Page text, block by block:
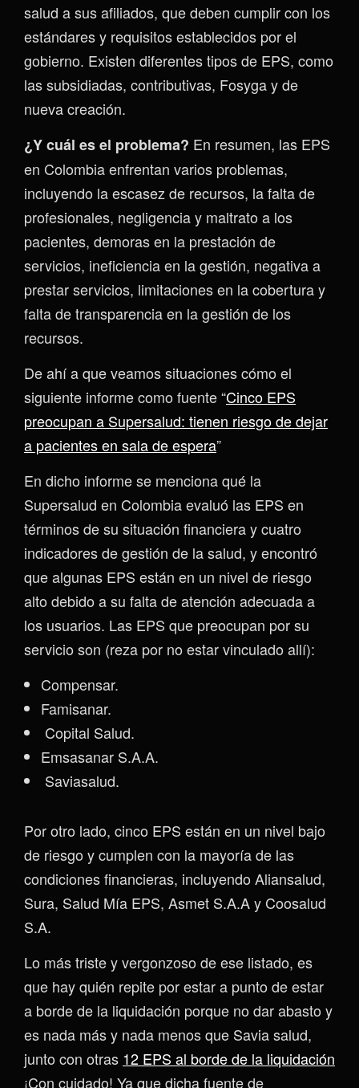
salud a sus afiliados, que deben cumplir con los
estándares y requisitos establecidos por el
gobierno. Existen diferentes tipos de EPS, como
las subsidiadas, contributivas, Fosyga y de
nueva creación.
¿Y cuál es el problema? En resumen, las EPS
en Colombia enfrentan varios problemas,
incluyendo la escasez de recursos, la falta de
profesionales, negligencia y maltrato a los
pacientes, demoras en la prestación de
servicios, ineficiencia en la gestión, negativa a
prestar servicios, limitaciones en la cobertura y
falta de transparencia en la gestión de los
recursos.
De ahí a que veamos situaciones cómo el
siguiente informe como fuente “Cinco EPS
preocupan a Supersalud: tienen riesgo de dejar
a pacientes en sala de espera”
En dicho informe se menciona qué la
Supersalud en Colombia evaluó las EPS en
términos de su situación financiera y cuatro
indicadores de gestión de la salud, y encontró
que algunas EPS están en un nivel de riesgo
alto debido a su falta de atención adecuada a
los usuarios. Las EPS que preocupan por su
servicio son (reza por no estar vinculado allí):
Compensar.
Famisanar.
Copital Salud.
Emsasanar S.A.A.
Saviasalud.
Por otro lado, cinco EPS están en un nivel bajo
de riesgo y cumplen con la mayoría de las
condiciones financieras, incluyendo Aliansalud,
Sura, Salud Mía EPS, Asmet S.A.A y Coosalud
S.A.
Lo más triste y vergonzoso de ese listado, es
que hay quién repite por estar a punto de estar
a borde de la liquidación porque no dar abasto y
es nada más y nada menos que Savia salud,
junto con otras 12 EPS al borde de la liquidación
¡Con cuidado! Ya que dicha fuente de